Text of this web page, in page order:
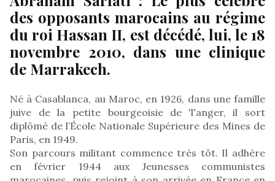
des opposants marocains au régime
du roi Hassan II, est décédé, lui, le 18
novembre 2010, dans une clinique
de Marrakech.
Né à Casablanca, au Maroc, en 1926, dans une famille
juive de la petite bourgeoisie de Tanger, il sort
diplômé de l’École Nationale Supérieure des Mines de
Paris, en 1949.
Son parcours militant commence très tôt. Il adhère
en février 1944 aux Jeunesses communistes